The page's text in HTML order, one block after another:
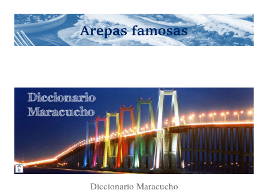
Diccionario Maracucho